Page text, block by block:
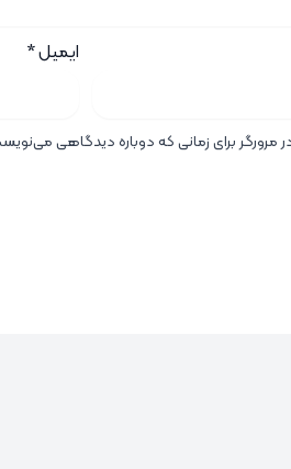
ایمیل*
مرورگر برای زمانی که دوباره دیدگاهی